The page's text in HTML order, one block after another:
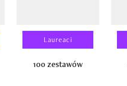
Laureaci
100 zestawów